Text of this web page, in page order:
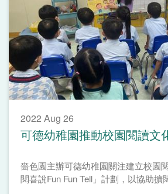
2022 Aug 26
可德幼稚園推動校園閱讀文
嗇色園主辦可德幼稚園關注建立校園
閱喜說Fun Fun Tell」計劃，以協助擴